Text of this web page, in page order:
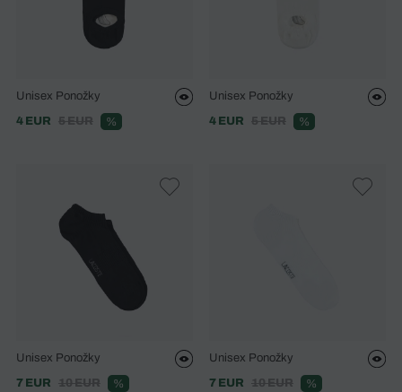
Unisex Ponožky
4 EUR
5 EUR %
Unisex Ponožky
4 EUR
5 EUR %
Unisex Ponožky
7 EUR
10 EUR %
Unisex Ponožky
7 EUR
10 EUR %